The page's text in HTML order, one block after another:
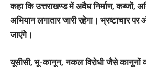
कहा कि उत्तराखण्ड में अवैध निर्माण, कब्जों,
अभियान लगातार जारी रहेगा। भ्रष्टाचार
जाएंगेे।
यूसीसी, भू-कानून, नकल विरोेधी जैसे कानूनों